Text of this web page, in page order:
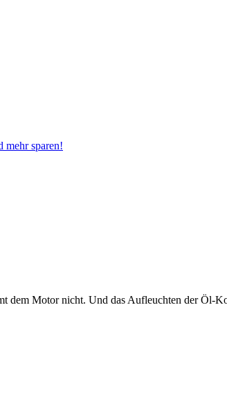
mehr sparen!
Motor nicht. Und das Aufleuchten der Öl-